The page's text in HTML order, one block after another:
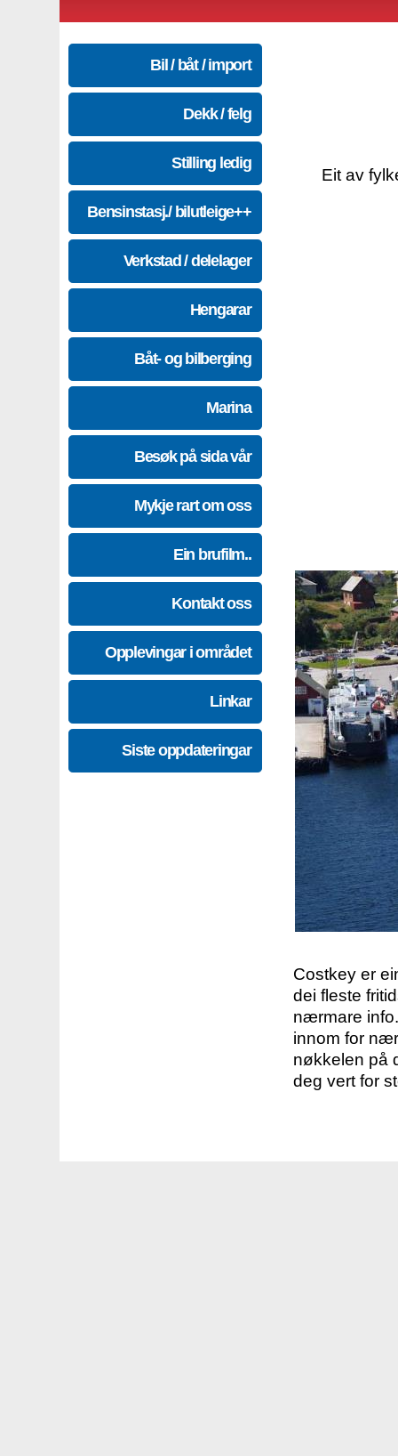
Bil / båt / import
Dekk / felg
Stilling ledig
Bensinstasj./ bilutleige++
Verkstad / delelager
Hengarar
Båt- og bilberging
Marina
Besøk på sida vår
Mykje rart om oss
Ein brufilm..
Kontakt oss
Opplevingar i området
Linkar
Siste oppdateringar
Eit av
Costkey er
dei fleste
nærmare
innom for
nøkkelen på
deg vert for